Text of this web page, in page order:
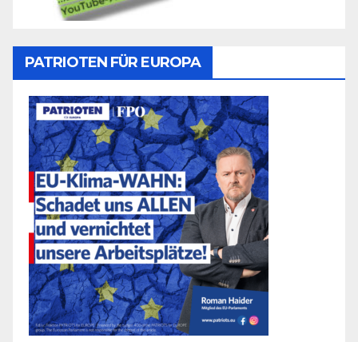
PATRIOTEN FÜR EUROPA